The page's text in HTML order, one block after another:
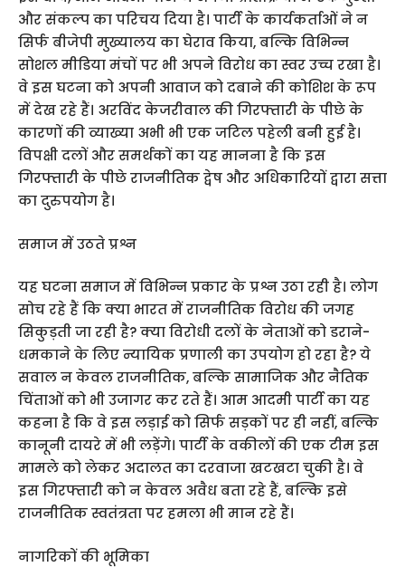
और संकल्प का परिचय दिया है। पार्टी के कार्यकर्ताओं ने न
सिर्फ बीजेपी मुख्यालय का घेराव किया, बल्कि विभिन्न
सोशल मीडिया मंचों पर भी अपने विरोध का स्वर उच्च रखा है।
वे इस घटना को अपनी आवाज को दबाने की कोशिश के रूप
में देख रहे हैं। अरविंद केजरीवाल की गिरफ्तारी के पीछे के
कारणों की व्याख्या अभी भी एक जटिल पहेली बनी हुई है।
विपक्षी दलों और समर्थकों का यह मानना है कि इस
गिरफ्तारी के पीछे राजनीतिक द्वेष और अधिकारियों द्वारा सत्ता
का दुरुपयोग है।
समाज में उठते प्रश्न
यह घटना समाज में विभिन्न प्रकार के प्रश्न उठा रही है। लोग
सोच रहे हैं कि क्या भारत में राजनीतिक विरोध की जगह
सिकुड़ती जा रही है? क्या विरोधी दलों के नेताओं को डराने-
धमकाने के लिए न्यायिक प्रणाली का उपयोग हो रहा है? ये
सवाल न केवल राजनीतिक, बल्कि सामाजिक और नैतिक
चिंताओं को भी उजागर कर रते हैं। आम आदमी पार्टी का यह
कहना है कि वे इस लड़ाई को सिर्फ सड़कों पर ही नहीं, बल्कि
कानूनी दायरे में भी लड़ेंगे। पार्टी के वकीलों की एक टीम इस
मामले को लेकर अदालत का दरवाजा खटखटा चुकी है। वे
इस गिरफ्तारी को न केवल अवैध बता रहे हैं, बल्कि इसे
राजनीतिक स्वतंत्रता पर हमला भी मान रहे हैं।
नागरिकों की भूमिका